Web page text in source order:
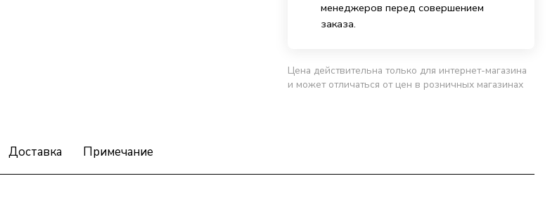
менеджеров перед совершением
заказа.
Цена действительна только для интернет-магазина
и может отличаться от цен в розничных магазинах
Доставка Примечание